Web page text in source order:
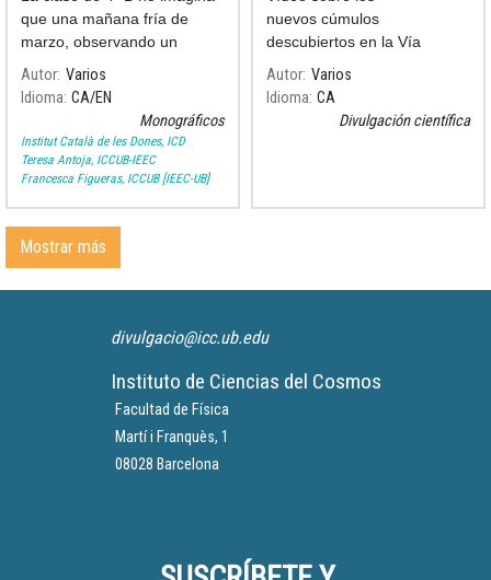
que una mañana fría de
marzo, observando un
eclipse de Luna, será sólo el
comienzo de un viaje
Autor Varios
Idioma CA EN
Monográficos
Institut Català de les Dones, ICD
Teresa Antoja, ICCUB-IEEC
Francesca Figueras, ICCUB [IEEC-UB]
cúmulos abiertos con
datos de Gaia
nuevos cúmulos
descubiertos en la Vía
Láctea por el grupo de
investigación del ICCUB
liderado por nuestro
astrónomo Alfred Castro.
Autor Varios
Idioma CA
Divulgación científica
Mostrar más
divulgacio@icc.ub.edu
Instituto de Ciencias del Cosmos
Facultad de Física
Martí i Franquès, 1
08028 Barcelona